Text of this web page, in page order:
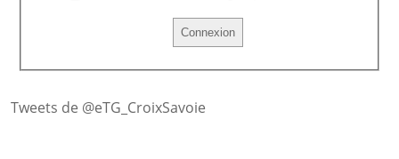
Tweets de @eTG_CroixSavoie